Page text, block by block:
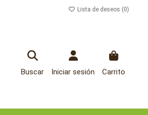
Lista de deseos (0)
Buscar Iniciar sesión Carrito